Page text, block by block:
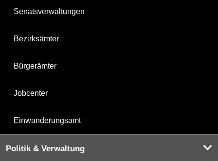
Senatsverwaltungen
Bezirksämter
Bürgerämter
Jobcenter
Einwanderungsamt
Politik & Verwaltung